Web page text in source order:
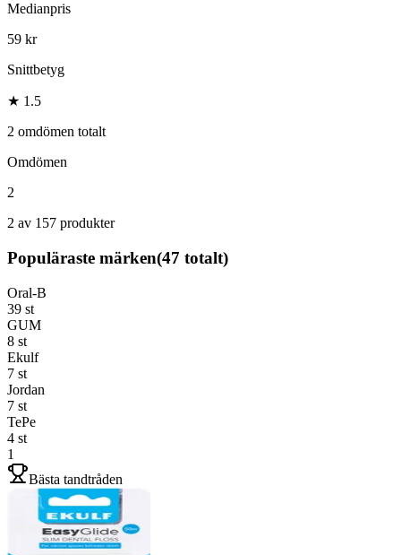
Medianpris
59 kr
Snittbetyg
★ 1.5
2 omdömen totalt
Omdömen
2
2 av 157 produkter
Populäraste märken(47 totalt)
Oral-B
39 st
GUM
8 st
Ekulf
7 st
Jordan
7 st
TePe
4 st
1
Bästa tandtråden